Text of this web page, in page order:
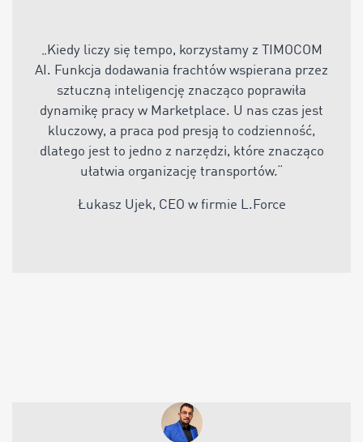
„ Kiedy liczy się tempo, korzystamy z TIMOCOM
AI. Funkcja dodawania frachtów wspierana przez
sztuczną inteligencję znacząco poprawiła
dynamikę pracy w Marketplace. U nas czas jest
kluczowy, a praca pod presją to codzienność,
dlatego jest to jedno z narzędzi, które znacząco
ułatwia organizację transportów.“
Łukasz Ujek, CEO w firmie L.Force